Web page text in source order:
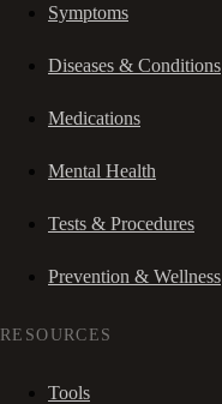
Symptoms
Diseases & Conditions
Medications
Mental Health
Tests & Procedures
Prevention & Wellness
RESOURCES
Tools